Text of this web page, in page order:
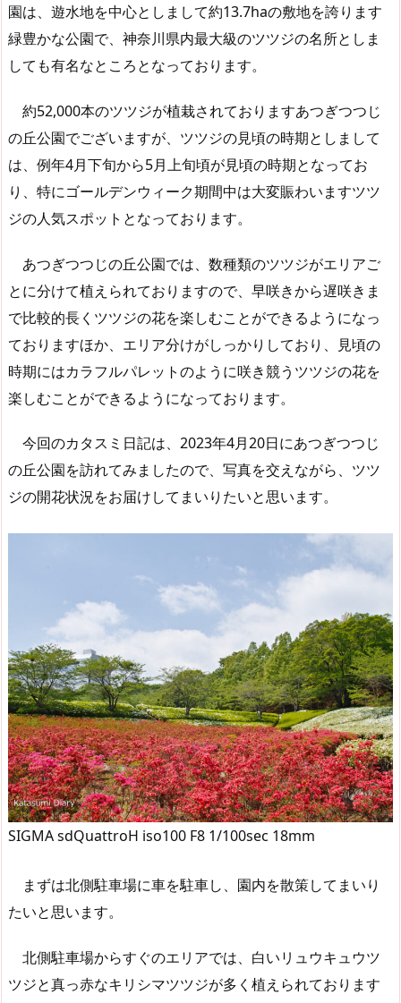
園は、遊水地を中心としまして約13.7haの敷地を誇ります
緑豊かな公園で、神奈川県内最大級のツツジの名所としま
しても有名なところとなっております。
約52,000本のツツジが植栽されておりますあつぎつつじ
の丘公園でございますが、ツツジの見頃の時期としまして
は、例年4月下旬から5月上旬頃が見頃の時期となってお
り、特にゴールデンウィーク期間中は大変賑わいますツツ
ジの人気スポットとなっております。
あつぎつつじの丘公園では、数種類のツツジがエリアご
とに分けて植えられておりますので、早咲きから遅咲きま
で比較的長くツツジの花を楽しむことができるようになっ
ておりますほか、エリア分けがしっかりしており、見頃の
時期にはカラフルパレットのように咲き競うツツジの花を
楽しむことができるようになっております。
今回のカタスミ日記は、2023年4月20日にあつぎつつじ
の丘公園を訪れてみましたので、写真を交えながら、ツツ
ジの開花状況をお届けしてまいりたいと思います。
SIGMA sdQuattroH iso100 F8 1/100sec 18mm
まずは北側駐車場に車を駐車し、園内を散策してまいり
たいと思います。
北側駐車場からすぐのエリアでは、白いリュウキュウツ
ツジと真っ赤なキリシマツツジが多く植えられております